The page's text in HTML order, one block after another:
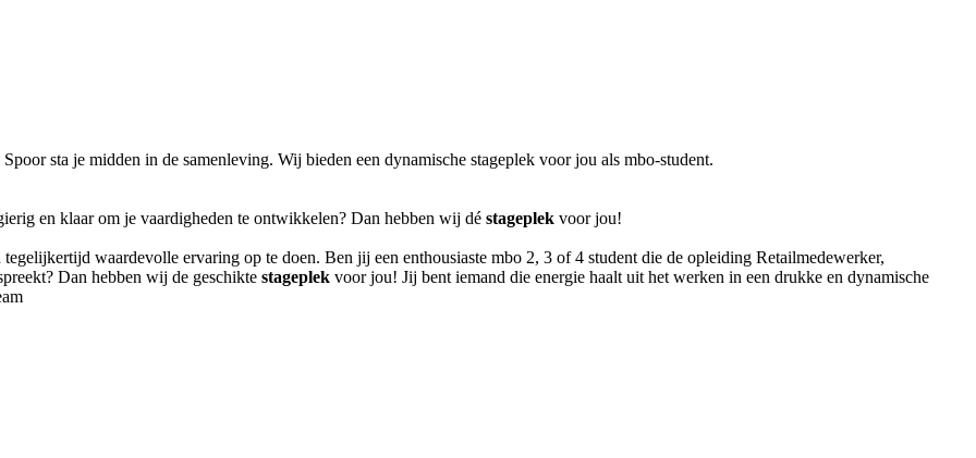
sta je midden in de samenleving. Wij bieden een dynamische stageplek voor jou als mbo-student.
en klaar om je vaardigheden te ontwikkelen? Dan hebben wij dé stageplek voor jou!
waardevolle ervaring op te doen. Ben jij een enthousiaste mbo 2, 3 of 4 student die de opleiding Retailmedewerker,
Dan hebben wij de geschikte stageplek voor jou! Jij bent iemand die energie haalt uit het werken in een drukke en dynamische